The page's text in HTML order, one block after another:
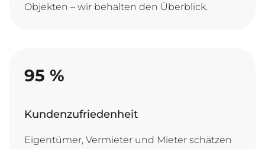
Objekten – wir behalten den Überblick.
95 %
Kundenzufriedenheit
Eigentümer, Vermieter und Mieter schätzen